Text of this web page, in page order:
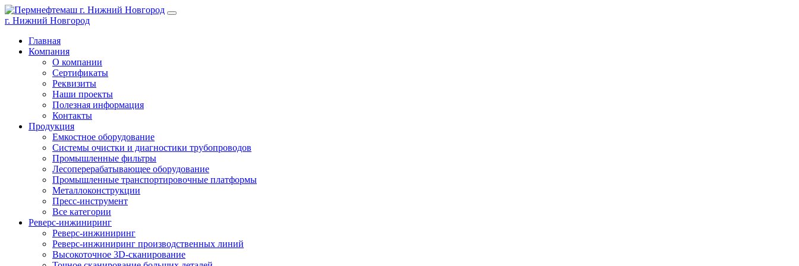
г. Нижний Новгород
Главная
Компания
О компании
Сертификаты
Реквизиты
Наши проекты
Полезная информация
Контакты
Продукция
Емкостное оборудование
Системы очистки и диагностики трубопроводов
Промышленные фильтры
Лесоперерабатывающее оборудование
Промышленные транспортировочные платформы
Металлоконструкции
Пресс-инструмент
Все категории
Реверс-инжиниринг
Реверс-инжиниринг
Реверс-инжиниринг производственных линий
Высокоточное 3D-сканирование